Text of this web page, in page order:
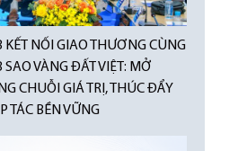
KẾT NỐI GIAO THƯƠNG CÙNG
SAO VÀNG ĐẤT VIỆT: MỞ
CHUỖI GIÁ TRỊ, THÚC ĐẨY
TÁC BỀN VỮNG